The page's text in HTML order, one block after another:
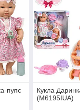
пупс
Кукла
(M6195IUA)